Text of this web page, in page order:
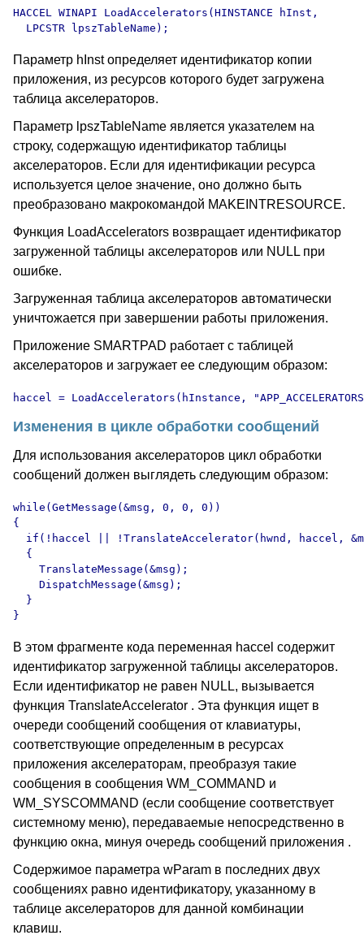
HACCEL WINAPI LoadAccelerators(HINSTANCE hInst,
  LPCSTR lpszTableName);
Параметр hInst определяет идентификатор копии
приложения, из ресурсов которого будет загружена
таблица акселераторов.
Параметр lpszTableName является указателем на
строку, содержащую идентификатор таблицы
акселераторов. Если для идентификации ресурса
используется целое значение, оно должно быть
преобразовано макрокомандой MAKEINTRESOURCE.
Функция LoadAccelerators возвращает идентификатор
загруженной таблицы акселераторов или NULL при
ошибке.
Загруженная таблица акселераторов автоматически
уничтожается при завершении работы приложения.
Приложение SMARTPAD работает с таблицей
акселераторов и загружает ее следующим образом:
haccel = LoadAccelerators(hInstance,
Изменения в цикле обработки сообщений
Для использования акселераторов цикл обработки
сообщений должен выглядеть следующим образом:
while(GetMessage(&msg, 0, 0, 0))
{
if(!haccel || !TranslateAccelerator(hwnd, haccel,
  {
    TranslateMessage(&msg);
    DispatchMessage(&msg);
  }
}
В этом фрагменте кода переменная haccel содержит
идентификатор загруженной таблицы акселераторов.
Если идентификатор не равен NULL, вызывается
функция TranslateAccelerator . Эта функция ищет в
очереди сообщений сообщения от клавиатуры,
соответствующие определенным в ресурсах
приложения акселераторам, преобразуя такие
сообщения в сообщения WM_COMMAND и
WM_SYSCOMMAND (если сообщение соответствует
системному меню), передаваемые непосредственно в
функцию окна, минуя очередь сообщений приложения .
Содержимое параметра wParam в последних двух
сообщениях равно идентификатору, указанному в
таблице акселераторов для данной комбинации
клавиш.